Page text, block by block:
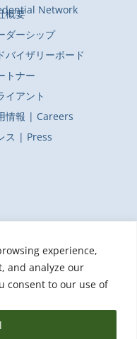
experience,
and analyze our
consent to our use of
Network
概要
ダーシップ
バイザリーボード
トナー
イアント
情報 | Careers
ス | Press